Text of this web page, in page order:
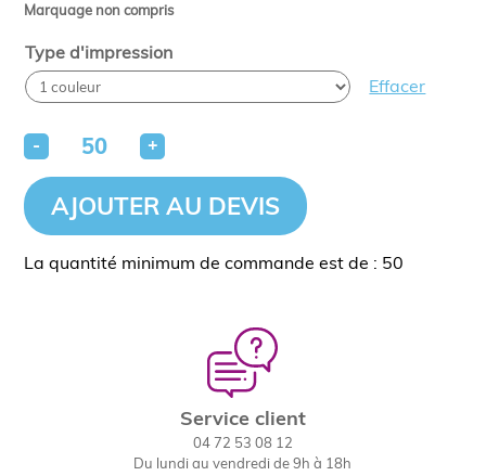
Marquage non compris
Type d'impression
Effacer
- +
AJOUTER AU DEVIS
La quantité minimum de commande est de : 50
Service client
04 72 53 08 12
Du lundi au vendredi de 9h à 18h